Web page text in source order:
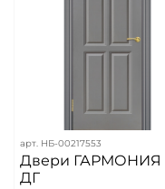
арт. НБ-00217553
Двери ГАРМОНИЯ
ДГ